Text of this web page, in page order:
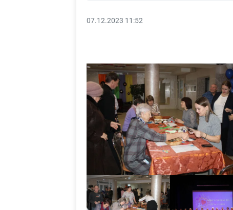
07.12.2023 11:52